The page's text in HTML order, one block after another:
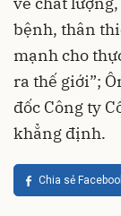
bệnh, thân
mạnh cho
ra thế giới”;
đốc Công ty
khẳng định.
Chia sẻ